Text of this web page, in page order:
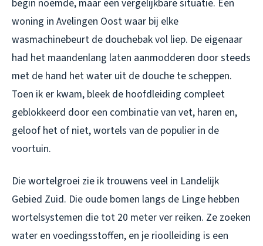
begin noemde, maar een vergelijkbare situatie. Een
woning in Avelingen Oost waar bij elke
wasmachinebeurt de douchebak vol liep. De eigenaar
had het maandenlang laten aanmodderen door steeds
met de hand het water uit de douche te scheppen.
Toen ik er kwam, bleek de hoofdleiding compleet
geblokkeerd door een combinatie van vet, haren en,
geloof het of niet, wortels van de populier in de
voortuin.
Die wortelgroei zie ik trouwens veel in Landelijk
Gebied Zuid. Die oude bomen langs de Linge hebben
wortelsystemen die tot 20 meter ver reiken. Ze zoeken
water en voedingsstoffen, en je rioolleiding is een